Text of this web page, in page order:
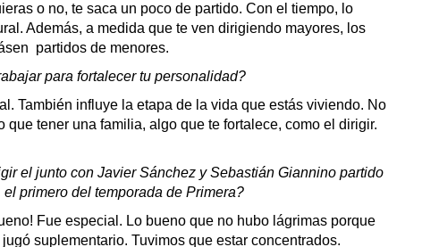
o no, te saca un poco de partido. Con el tiempo, lo
Además, a medida que te ven dirigiendo mayores, los
partidos de menores.
para fortalecer tu personalidad?
También influye la etapa de la vida que estás viviendo. No
que tener una familia, algo que te fortalece, como el dirigir.
el junto con Javier Sánchez y Sebastián Giannino partido
primero del temporada de Primera?
Fue especial. Lo bueno que no hubo lágrimas porque
suplementario. Tuvimos que estar concentrados.